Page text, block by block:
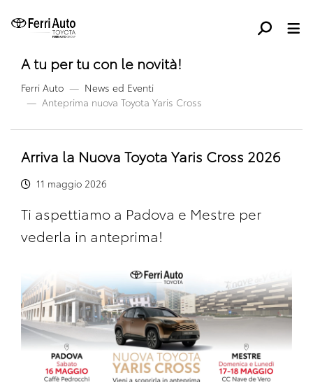
A tu per tu con le novità!
Ferri Auto
News ed Eventi
Anteprima nuova Toyota Yaris Cross
Arriva la Nuova Toyota Yaris Cross 2026
11 maggio 2026
Ti aspettiamo a Padova e Mestre per
vederla in anteprima!